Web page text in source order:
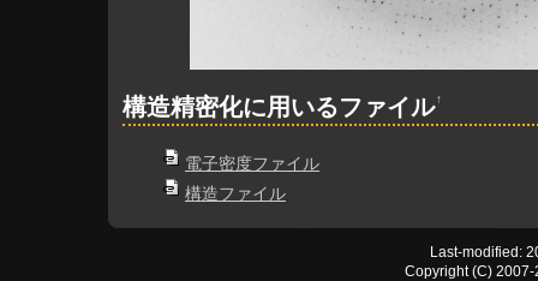
構造精密化に用いるファイル↑
電子密度ファイル
構造ファイル
Last-modified:
Copyright (C) 2007-